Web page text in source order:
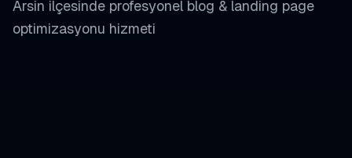
Arsin ilçesinde profesyonel blog & landing page
optimizasyonu hizmeti